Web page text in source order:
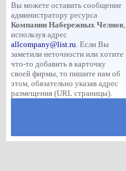
Вы можете оставить сообщение
администратору ресурса
Компании Набережных Челнов,
используя адрес
allcompany@list.ru. Если Вы
заметили неточности или хотите
что-то добавить в карточку
своей фирмы, то пишите нам об
этом, обязательно указав адрес
размещения (URL страницы).